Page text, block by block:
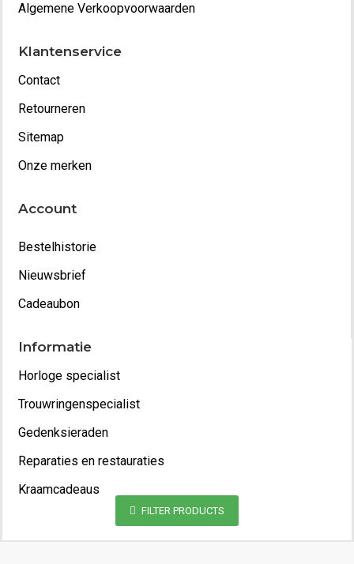
Algemene Verkoopvoorwaarden
Klantenservice
Contact
Retourneren
Sitemap
Onze merken
Account
Bestelhistorie
Nieuwsbrief
Cadeaubon
Informatie
Horloge specialist
Trouwringenspecialist
Gedenksieraden
Reparaties en restauraties
Kraamcadeaus
FILTER PRODUCTS